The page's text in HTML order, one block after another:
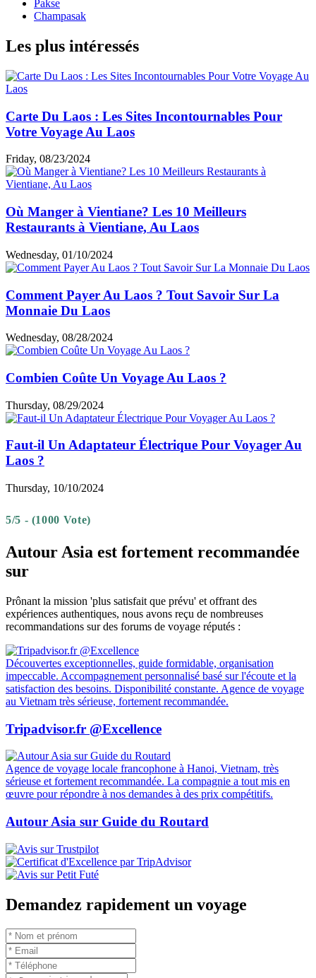
Pakse
Champasak
Les plus intéressés
Carte Du Laos : Les Sites Incontournables Pour
Votre Voyage Au Laos
Friday, 08/23/2024
Où Manger à Vientiane? Les 10 Meilleurs
Restaurants à Vientiane, Au Laos
Wednesday, 01/10/2024
Comment Payer Au Laos ? Tout Savoir Sur La
Monnaie Du Laos
Wednesday, 08/28/2024
Combien Coûte Un Voyage Au Laos ?
Thursday, 08/29/2024
Faut-il Un Adaptateur Électrique Pour Voyager Au
Laos ?
Thursday, 10/10/2024
5/5 - (1000 Vote)
Autour Asia est fortement recommandée
sur
Prônant la mission 'plus satisfait que prévu' et offrant des
expériences authentiques, nous avons reçu de nombreuses
recommandations sur des forums de voyage réputés :
Découvertes exceptionnelles, guide formidable, organisation
impeccable. Accompagnement personnalisé basé sur l'écoute et la
satisfaction des besoins. Disponibilité constante. Agence de voyage
au Vietnam très sérieuse, fortement recommandée.
Tripadvisor.fr @Excellence
Agence de voyage locale francophone à Hanoi, Vietnam, très
sérieuse et fortement recommandée. La compagnie a tout mis en
œuvre pour répondre à nos demandes à des prix compétitifs.
Autour Asia sur Guide du Routard
Demandez rapidement un voyage